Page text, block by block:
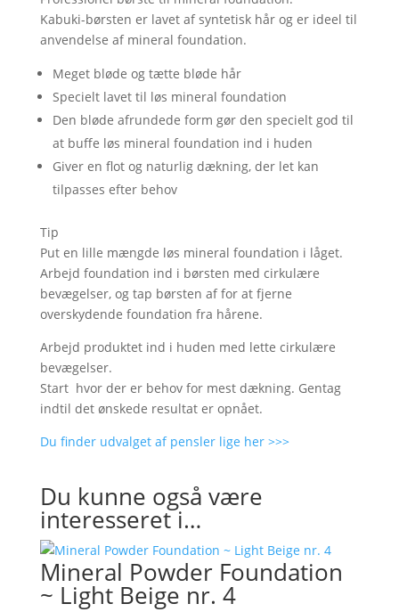
Kabuki-børsten er lavet af syntetisk hår og er ideel til
anvendelse af mineral foundation.
Meget bløde og tætte bløde hår
Specielt lavet til løs mineral foundation
Den bløde afrundede form gør den specielt god til
at buffe løs mineral foundation ind i huden
Giver en flot og naturlig dækning, der let kan
tilpasses efter behov
Tip
Put en lille mængde løs mineral foundation i låget.
Arbejd foundation ind i børsten med cirkulære
bevægelser, og tap børsten af for at fjerne
overskydende foundation fra hårene.
Arbejd produktet ind i huden med lette cirkulære
bevægelser.
Start hvor der er behov for mest dækning. Gentag
indtil det ønskede resultat er opnået.
Du finder udvalget af pensler lige her >>>
Du kunne også være
interesseret i…
Mineral Powder Foundation
~ Light Beige nr. 4